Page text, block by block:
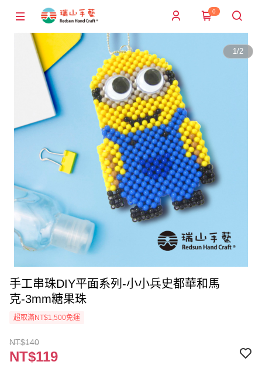
0
1/2
手工串珠DIY平面系列-小小兵史都華和馬
克-3mm糖果珠
超取滿NT$1,500免運
NT$140
NT$119